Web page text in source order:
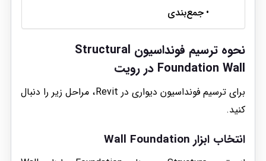
جمع‌بندی
نحوه ترسیم فونداسیون Structural
Foundation Wall در رویت
برای ترسیم فونداسیون دیواری در Revit، مراحل زیر را دنبال
کنید.
انتخاب ابزار Wall Foundation